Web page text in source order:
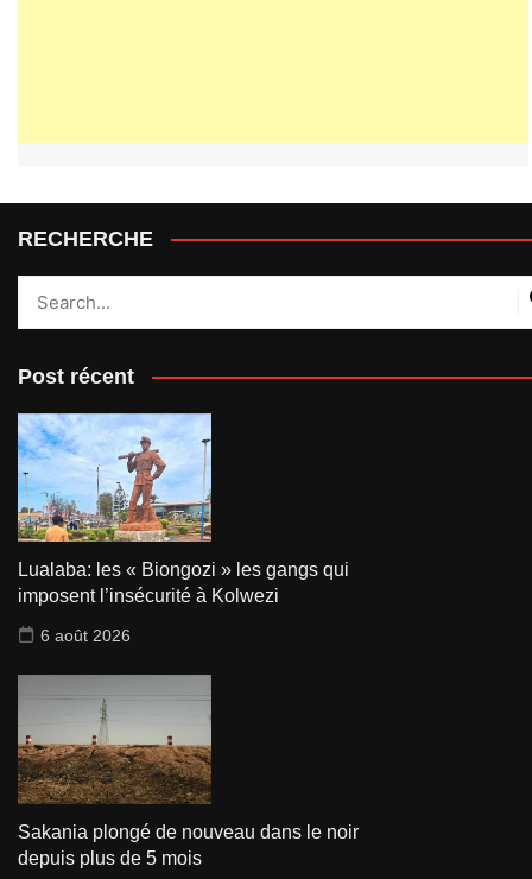
RECHERCHE
Post récent
Lualaba: les « Biongozi » les gangs qui
imposent l’insécurité à Kolwezi
6 août 2026
Sakania plongé de nouveau dans le noir
depuis plus de 5 mois